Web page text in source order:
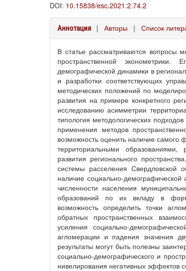
DOI: 10.15838/esc.2021.2.74.2
Аннотация | Авторы | Список
В статье рассматриваются вопросы
пространственной
демографической динамики в
и разработки соответствующих
методических положений по
развития на примере конкретного
исследованию асимметрии
типология методологических
применения методов
возможность оценить наличие
территориальными
развития регионального
системы расселения Свердловской
наличие социально-демографической
численности населения
образований по их вкладу в
возможность определить точки
обратных пространственных
усиления социально-
агломерации и падения значения
результаты могут быть полезны
социально-демографического и
нивелирования негативных эффектов